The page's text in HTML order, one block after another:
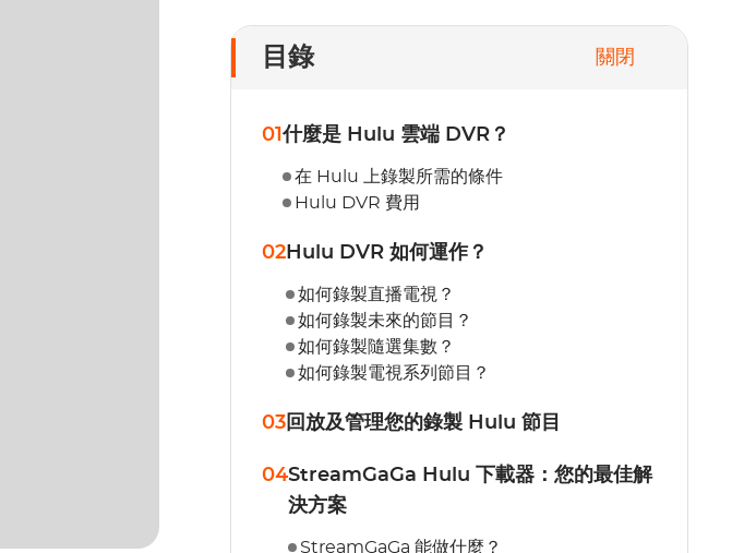
目錄 關閉
01什麼是 Hulu 雲端 DVR？
在 Hulu 上錄製所需的條件
Hulu DVR 費用
02 Hulu DVR 如何運作？
如何錄製直播電視？
如何錄製未來的節目？
如何錄製隨選集數？
如何錄製電視系列節目？
03回放及管理您的錄製 Hulu 節目
04StreamGaGa Hulu 下載器：您的最佳解
決方案
StreamGaGa 能做什麼？